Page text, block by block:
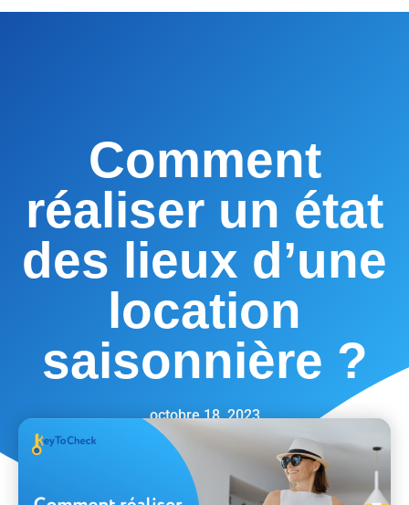
Comment
réaliser un état
des lieux d’une
location
saisonnière ?
octobre 18, 2023